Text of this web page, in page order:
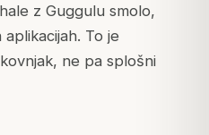
z Guggulu smolo,
To je
ne pa splošni